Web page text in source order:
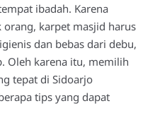
ibadah. Karena
karpet masjid harus
dan bebas dari debu,
Oleh karena itu, memilih
tepat di Sidoarjo
tips yang dapat